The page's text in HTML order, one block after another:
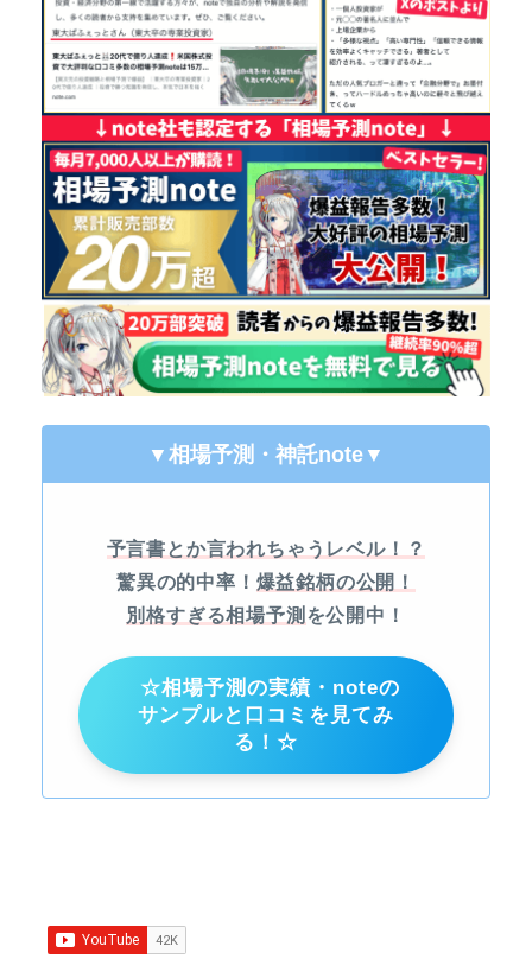
▼相場予測・神託note ▼
予言書とか言われちゃうレベル！？
驚異の的中率！ 爆益銘柄の公開！
別格すぎる相場予測 を公開中！
☆相場予測の実績・noteの
サンプルと口コミを見てみ
る！☆